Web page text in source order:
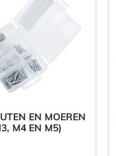
EN MOEREN
M4 EN M5)